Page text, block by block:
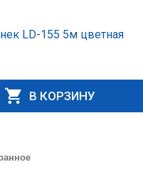
LD-155 5м цветная
В КОРЗИНУ